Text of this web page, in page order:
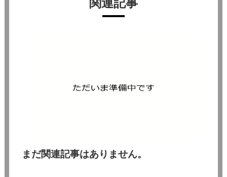
関連記事
まだ関連記事はありません。